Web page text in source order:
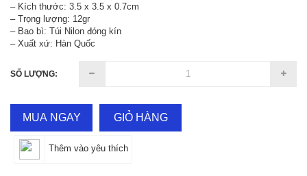
– Kích thước: 3.5 x 3.5 x 0.7cm
– Trọng lượng: 12gr
– Bao bì: Túi Nilon đóng kín
– Xuất xứ: Hàn Quốc
SỐ LƯỢNG:
MUA NGAY GIỎ HÀNG
Thêm vào yêu thích